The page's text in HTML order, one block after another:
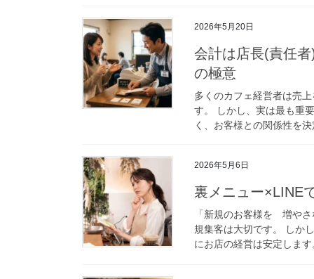
2026年5月20日
会計は店長(責任
の極意
多くのカフェ経営者は売
す。 しかし、実は最も重
く、お客様との関係性を
2026年5月6日
裏メニュー×LINE
「新規のお客様を 増や
規集客は大切です。 しか
にお店の経営は安定しま